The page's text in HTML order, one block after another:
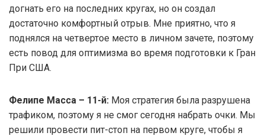
догнать его на последних кругах, но он создал
достаточно комфортный отрыв. Мне приятно, что я
поднялся на четвертое место в личном зачете, поэтому
есть повод для оптимизма во время подготовки к Гран
При США.
Фелипе Масса – 11-й: Моя стратегия была разрушена
трафиком, поэтому я не смог сегодня набрать очки. Мы
решили провести пит-стоп на первом круге, чтобы я